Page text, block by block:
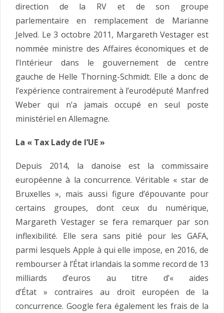
direction de la RV et de son groupe
parlementaire en remplacement de Marianne
Jelved. Le 3 octobre 2011, Margareth Vestager est
nommée ministre des Affaires économiques et de
l’Intérieur dans le gouvernement de centre
gauche de Helle Thorning-Schmidt. Elle a donc de
l’expérience contrairement à l’eurodéputé Manfred
Weber qui n’a jamais occupé en seul poste
ministériel en Allemagne.
La « Tax Lady de l’UE »
Depuis 2014, la danoise est la commissaire
européenne à la concurrence. Véritable « star de
Bruxelles », mais aussi figure d’épouvante pour
certains groupes, dont ceux du numérique,
Margareth Vestager se fera remarquer par son
inflexibilité. Elle sera sans pitié pour les GAFA,
parmi lesquels Apple à qui elle impose, en 2016, de
rembourser à l’État irlandais la somme record de 13
milliards d’euros au titre d’« aides
d’État » contraires au droit européen de la
concurrence. Google fera également les frais de la